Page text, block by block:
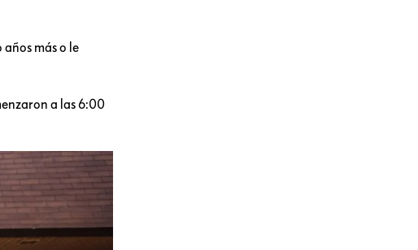
más o le
a las 6:00